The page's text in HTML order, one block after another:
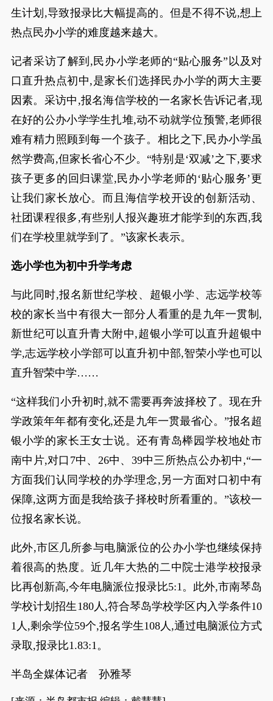
生计划,导致报录比大幅提高的。但是不得不说,想上
热点民办小学的难度越来越大。
记者采访了解到,民办小学老师的“贴心服务”以及对
口直升热点初中,是家长们选择民办小学的两大主要
因素。采访中,报名海信学校的一名家长告诉记者,现
在好的公办小学学生扎堆,动不动就学位预警,老师很
难有精力照顾到每一个孩子。相比之下,民办小学虽
然学费高,但家长省心不少。“特别是‘双减’之下,要求
孩子更多的回归课堂,民办小学老师的‘贴心服务’更
让我们家长放心。而且海信学校开设的创新活动、
社团课程很多,有些别人报兴趣班才能学到的东西,我
们在学校里就学到了。”该家长表示。
选小学也为初中升学考虑
与此同时,报名新世纪学校、超银小学、志远学校等
校的家长当中有很大一部分人看重的是九年一贯制,
新世纪可以直升青大附中,超银小学可以直升超银中
学,志远学校小学部可以直升初中部,智荣小学也可以
直升智荣中学……
“这样我们小升初时,就不需要再奔波择校了。现在升
学政策年年都有变化,还是九年一贯最省心。”报名超
银小学的家长王女士说。还有青岛榉园学校地处市
南中片,对口7中、26中、39中三所热点公办初中,“一
方面我们认同学校的办学理念,另一方面对口初中有
保障,这两方面是我给孩子择校时所看重的。”该校一
位报名家长说。
此外,市区几所参与电脑派位的公办小学也继续保持
着很高的热度。近几年大热的二中院士港学校报录
比再创新高,今年电脑派位报录比5:1。此外,市南琴岛
学校计划招生180人,符合琴岛学校学区内入学条件10
1人,剩余学位59个,报名学生108人,通过电脑派位方式
录取,报录比1.83:1。
半岛全媒体记者 孙雅琴